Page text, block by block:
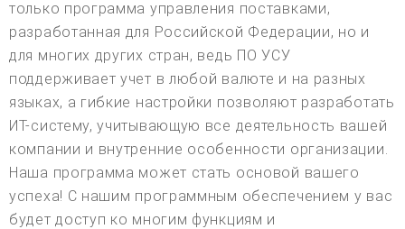
только программа управления поставками,
разработанная для Российской Федерации, но и
для многих других стран, ведь ПО УСУ
поддерживает учет в любой валюте и на разных
языках, а гибкие настройки позволяют разработать
ИТ-систему, учитывающую все деятельность вашей
компании и внутренние особенности организации.
Наша программа может стать основой вашего
успеха! С нашим программным обеспечением у вас
будет доступ ко многим функциям и